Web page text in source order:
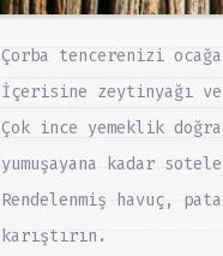
Çorba tencerenizi
İçerisine zeytinyağı
Çok ince yemeklik
yumuşayana kadar
Rendelenmiş havuç,
karıştırın.